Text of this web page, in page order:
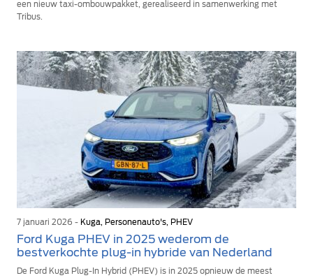
een nieuw taxi-ombouwpakket, gerealiseerd in samenwerking met
Tribus.
7 januari 2026 - Kuga, Personenauto's, PHEV
Ford Kuga PHEV in 2025 wederom de
bestverkochte plug-in hybride van Nederland
De Ford Kuga Plug-In Hybrid (PHEV) is in 2025 opnieuw de meest